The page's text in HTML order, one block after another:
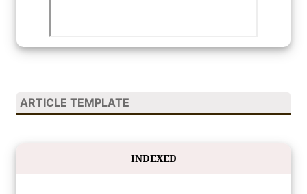
ARTICLE TEMPLATE
INDEXED